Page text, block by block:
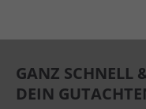
GANZ SCHNELL
DEIN